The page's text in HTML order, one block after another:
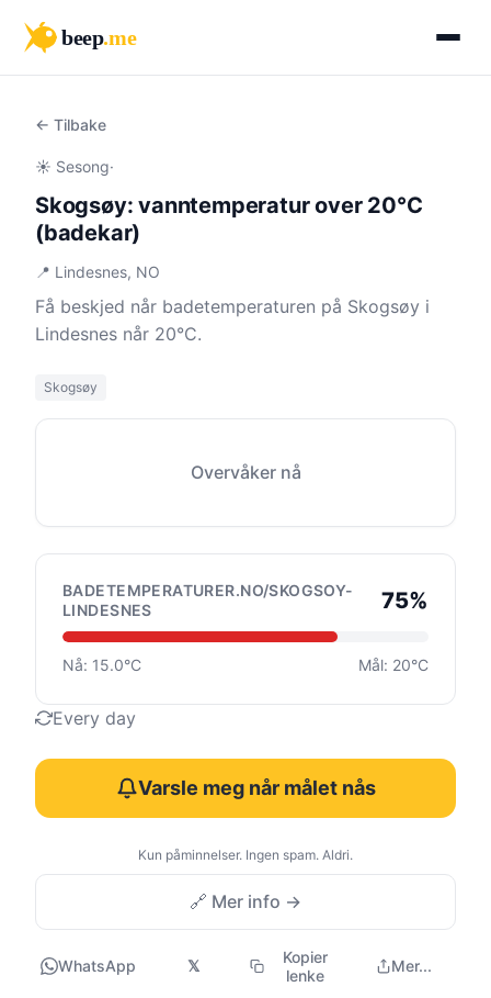
beep.me
← Tilbake
☀️ Sesong·
Skogsøy: vanntemperatur over 20°C
(badekar)
📍 Lindesnes, NO
Få beskjed når badetemperaturen på Skogsøy i
Lindesnes når 20°C.
Skogsøy
Overvåker nå
BADETEMPERATURER.NO/SKOGSOY-
LINDESNES
75%
Nå: 15.0°C Mål: 20°C
Every day
Varsle meg når målet nås
Kun påminnelser. Ingen spam. Aldri.
🔗 Mer info →
WhatsApp 𝕏
Kopier
lenke
Mer...